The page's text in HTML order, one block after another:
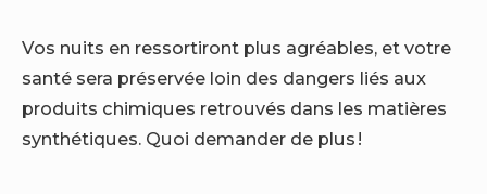
Vos nuits en ressortiront plus agréables, et votre
santé sera préservée loin des dangers liés aux
produits chimiques retrouvés dans les matières
synthétiques. Quoi demander de plus !